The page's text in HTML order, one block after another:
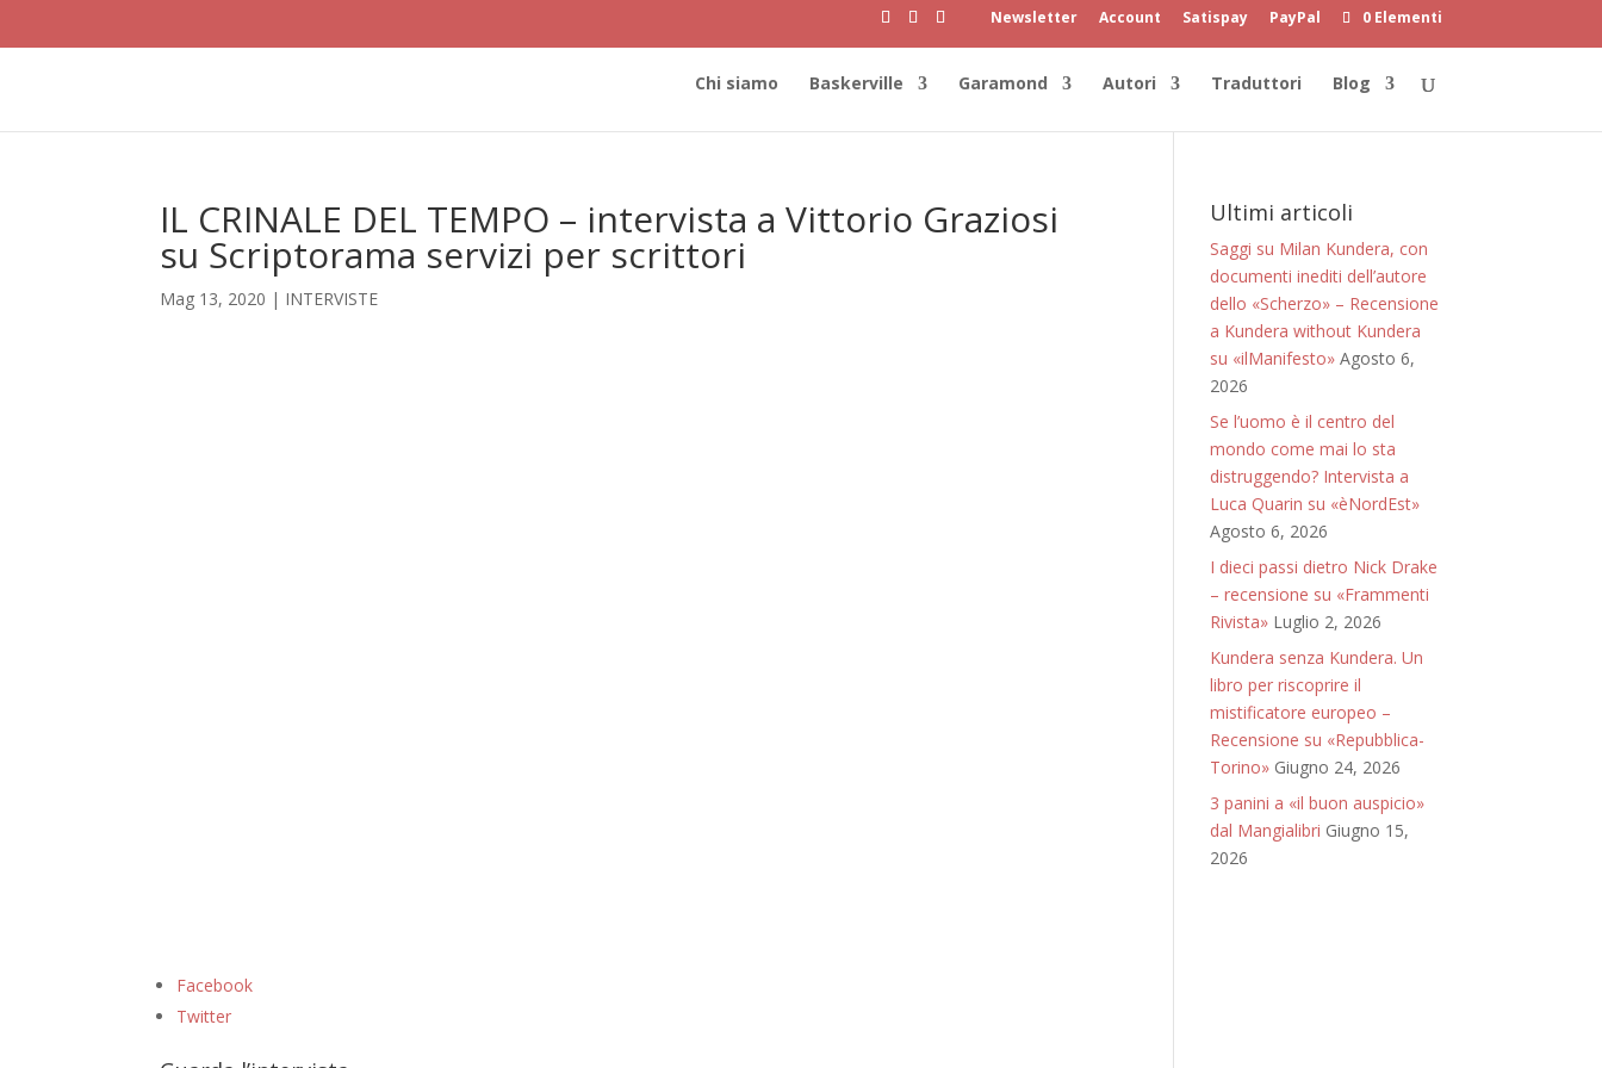
Newsletter Account Satispay PayPal 0 Elementi
Chi siamo Baskerville Garamond Autori Traduttori Blog
IL CRINALE DEL TEMPO – intervista a Vittorio Graziosi
su Scriptorama servizi per scrittori
Mag 13, 2020 | INTERVISTE
Facebook
Twitter
Ultimi articoli
Saggi su Milan Kundera, con
documenti inediti dell’autore
dello «Scherzo» – Recensione
a Kundera without Kundera
su «ilManifesto» Agosto 6,
2026
Se l’uomo è il centro del
mondo come mai lo sta
distruggendo? Intervista a
Luca Quarin su «èNordEst»
Agosto 6, 2026
I dieci passi dietro Nick Drake
– recensione su «Frammenti
Rivista» Luglio 2, 2026
Kundera senza Kundera. Un
libro per riscoprire il
mistificatore europeo –
Recensione su «Repubblica-
Torino» Giugno 24, 2026
3 panini a «il buon auspicio»
dal Mangialibri Giugno 15,
2026